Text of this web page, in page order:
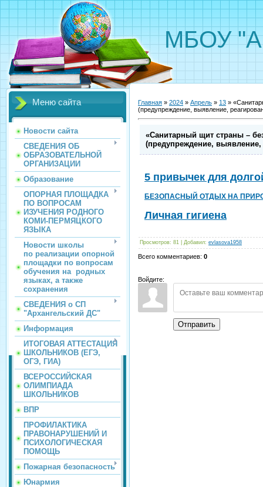
МБОУ
Меню сайта
Новости сайта
СВЕДЕНИЯ ОБ
ОБРАЗОВАТЕЛЬНОЙ
ОРГАНИЗАЦИИ
Образование
ОПОРНАЯ ПЛОЩАДКА
ПО ВОПРОСАМ
ИЗУЧЕНИЯ РОДНОГО
КОМИ-ПЕРМЯЦКОГО
ЯЗЫКА
Новости школы
по реализации опорной
площадки по вопросам
обучения на родных
языках, а также
сохранения
СВЕДЕНИЯ о СП
"Архангельский ДС"
Информация
ИТОГОВАЯ АТТЕСТАЦИЯ
ШКОЛЬНИКОВ (ЕГЭ,
ОГЭ, ГИА)
ВСЕРОССИЙСКАЯ
ОЛИМПИАДА
ШКОЛЬНИКОВ
ВПР
ПРОФИЛАКТИКА
ПРАВОНАРУШЕНИЙ И
ПСИХОЛОГИЧЕСКАЯ
ПОМОЩЬ
Пожарная безопасность
Юнармия
Главная » 2024 » Апрель » 13 »
(предупреждение, выявление,
«Санитарный щит страны –
(предупреждение, выявление,
5 привычек для
БЕЗОПАСНЫЙ ОТДЫХ НА
Личная гигиена
Просмотров: 81 Добавил: evlasova1958
Всего комментариев: 0
Войдите:
Отправить